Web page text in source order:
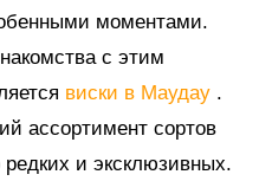
моментами.
с этим
виски в Маудау .
ассортимент сортов
редких и эксклюзивных.